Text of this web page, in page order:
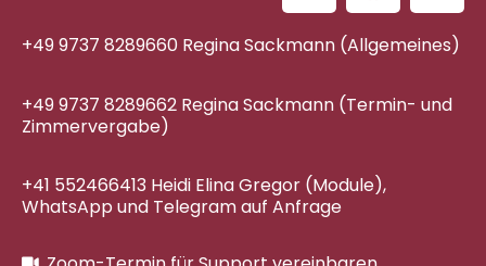
+49 9737 8289660 Regina Sackmann (Allgemeines)
+49 9737 8289662 Regina Sackmann (Termin- und
Zimmervergabe)
+41 552466413 Heidi Elina Gregor (Module),
WhatsApp und Telegram auf Anfrage